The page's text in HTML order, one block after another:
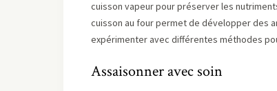
cuisson vapeur pour préserver les
cuisson au four permet de développer des
expérimenter avec différentes méthodes
Assaisonner avec soin